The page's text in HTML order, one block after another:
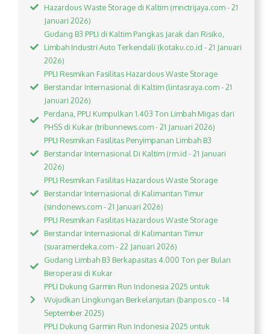
Hazardous Waste Storage di Kaltim (mnctrijaya.com - 21
Januari 2026)
Gudang B3 PPLI di Kaltim Pangkas Jarak dan Risiko,
Limbah Industri Auto Terkendali (kotaku.co.id - 21 Januari
2026)
PPLI Resmikan Fasilitas Hazardous Waste Storage
Berstandar Internasional di Kaltim (lintasraya.com - 21
Januari 2026)
Perdana, PPLI Kumpulkan 1.403 Ton Limbah Migas dari
PHSS di Kukar (tribunnews.com - 21 Januari 2026)
PPLI Resmikan Fasilitas Penyimpanan Limbah B3
Berstandar Internasional Di Kaltim (rm.id - 21 Januari
2026)
PPLI Resmikan Fasilitas Hazardous Waste Storage
Berstandar Internasional di Kalimantan Timur
(sindonews.com - 21 Januari 2026)
PPLI Resmikan Fasilitas Hazardous Waste Storage
Berstandar Internasional di Kalimantan Timur
(suaramerdeka.com - 22 Januari 2026)
Gudang Limbah B3 Berkapasitas 4.000 Ton per Bulan
Beroperasi di Kukar
PPLI Dukung Garmin Run Indonesia 2025 untuk
Wujudkan Lingkungan Berkelanjutan (banpos.co - 14
September 2025)
PPLI Dukung Garmin Run Indonesia 2025 untuk